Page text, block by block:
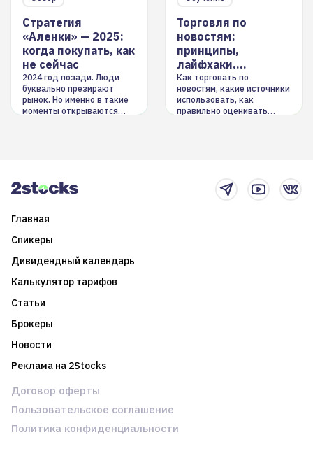
Стратегия
«Аленки» — 2025:
когда покупать, как
не сейчас
2024 год позади. Люди
буквально презирают
рынок. Но именно в такие
моменты открываются
Торговля по
новостям:
принципы,
лайфхаки,
инструменты
Как торговать по
новостям, какие источники
использовать, как
правильно оценивать
Главная
Спикеры
Дивидендный календарь
Калькулятор тарифов
Статьи
Брокеры
Новости
Реклама на 2Stocks
Договор оферты
Пользовательское соглашение
Политика конфиденциальности